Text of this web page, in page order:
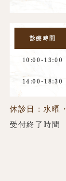
診療時間
10:00-13:00
14:00-18:30
休診日：水曜
受付終了時